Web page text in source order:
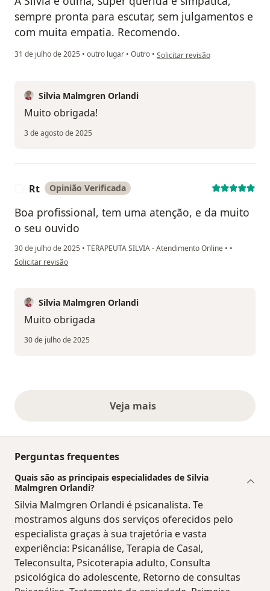
sempre pronta para escutar, sem julgamentos e
com muita empatia. Recomendo.
31 de julho de 2025 • outro lugar • Outro • na opinião do utilizador T.B.D.
Solicitar revisão
Silvia Malmgren Orlandi
Muito obrigada!
3 de agosto de 2025
Rt Opinião Verificada
Boa profissional, tem uma atenção, e da muito
o seu ouvido
30 de julho de 2025 • TERAPEUTA SILVIA - Atendimento Online • •
na opinião do utilizador Rt
Solicitar revisão
Silvia Malmgren Orlandi
Muito obrigada
30 de julho de 2025
Veja maisopiniões acima
Perguntas frequentes
Quais são as principais especialidades de Silvia
Malmgren Orlandi?
Silvia Malmgren Orlandi é psicanalista. Te
mostramos alguns dos serviços oferecidos pelo
especialista graças à sua trajetória e vasta
experiência: Psicanálise, Terapia de Casal,
Teleconsulta, Psicoterapia adulto, Consulta
psicológica do adolescente, Retorno de consultas